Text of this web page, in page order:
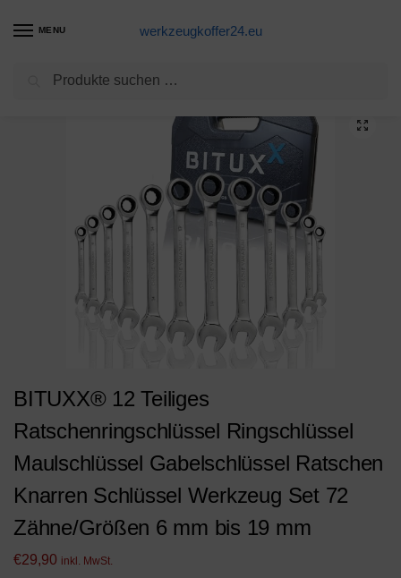
MENU werkzeugkoffer24.eu
Maulschlüssel Produkte
BITUXX® 12 Teiliges
Ratschenringschlüssel Ringschlüssel
Maulschlüssel Gabelschlüssel Ratschen
Knarren Schlüssel Werkzeug Set 72
Zähne/Größen 6 mm bis 19 mm
€29,90 inkl. MwSt.